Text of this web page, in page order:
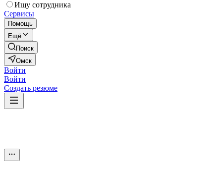
Ищу сотрудника
Сервисы
Помощь
Ещё
Поиск
Омск
Войти
Войти
Создать резюме